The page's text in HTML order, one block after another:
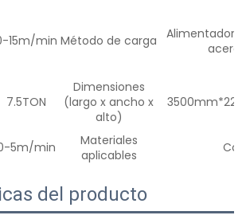
15m/min Método de carga
Alimentador
acero
7.5TON
Dimensiones
(largo x ancho x
alto)
5m/min
Materiales
aplicables
del producto